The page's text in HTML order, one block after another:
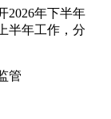
2026年下半年
半年工作，分
管